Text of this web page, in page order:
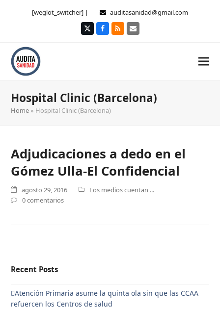
[weglot_switcher] | auditasanidad@gmail.com
TwitterFacebook
RSS Correo
Hospital Clinic (Barcelona)
Home » Hospital Clinic (Barcelona)
Adjudicaciones a dedo en el
Gómez Ulla-El Confidencial
agosto 29, 2016
Los medios cuentan ...
0 comentarios
Recent Posts
Atención Primaria asume la quinta ola sin que las CCAA
refuercen los Centros de salud